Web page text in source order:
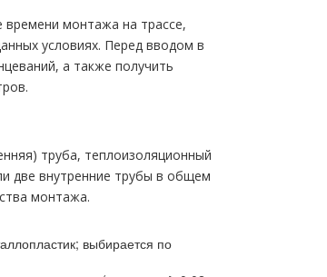
монтажа на трассе,
условиях. Перед вводом в
а также получить
труба, теплоизоляционный
две внутренние трубы в общем
монтажа.
выбирается по